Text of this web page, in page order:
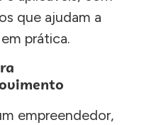
que ajudam a
prática.
empreendedor,